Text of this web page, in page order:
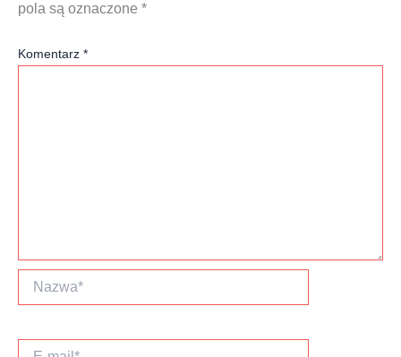
pola są oznaczone *
Komentarz *